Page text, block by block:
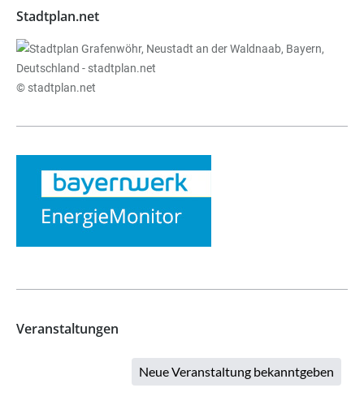
Stadtplan.net
© stadtplan.net
Veranstaltungen